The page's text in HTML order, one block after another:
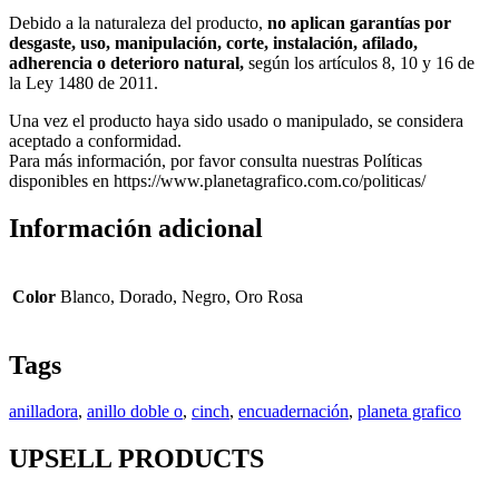
Debido a la naturaleza del producto, no aplican garantías por
desgaste, uso, manipulación, corte, instalación, afilado,
adherencia o deterioro natural, según los artículos 8, 10 y 16 de
la Ley 1480 de 2011.
Una vez el producto haya sido usado o manipulado, se considera
aceptado a conformidad.
Para más información, por favor consulta nuestras Políticas
disponibles en https://www.planetagrafico.com.co/politicas/
Información adicional
Color Blanco, Dorado, Negro, Oro Rosa
Tags
anilladora, anillo doble o, cinch, encuadernación, planeta grafico
UPSELL PRODUCTS